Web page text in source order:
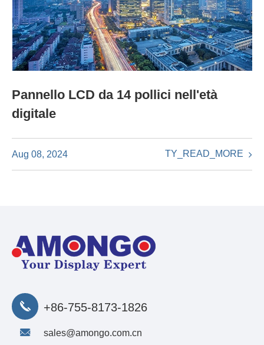
Pannello LCD da 14 pollici nell'età
digitale
Aug 08, 2024 TY_READ_MORE
+86-755-8173-1826
sales@amongo.com.cn